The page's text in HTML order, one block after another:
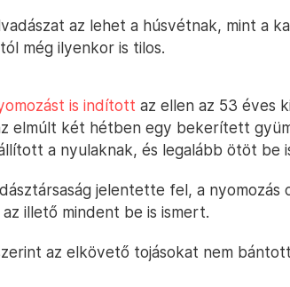
az lehet a húsvétnak, mint a
még ilyenkor is tilos.
is indított az ellen az 53 éves
elmúlt két hétben egy bekerített
a nyulaknak, és legalább ötöt be
jelentette fel, a nyomozás
illető mindent be is ismert.
az elkövető tojásokat nem